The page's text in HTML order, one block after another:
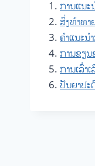
1. ການແນະ
2. ສິ່ງທ້າທ
3. ຄຳແນະ
4. ການຂຽນ
5. ການເລົ່າ
6. ປັນຍາປະ